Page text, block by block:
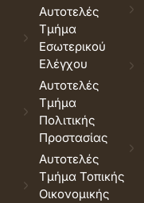
Αυτοτελές
Τμήμα
Εσωτερικού
Ελέγχου
Αυτοτελές
Τμήμα
Πολιτικής
Προστασίας
Αυτοτελές
Τμήμα Τοπικής
Οικονομικής